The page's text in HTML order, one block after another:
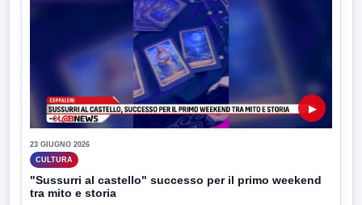
▶
23 GIUGNO 2026
CULTURA
"Sussurri al castello" successo per il primo weekend
tra mito e storia